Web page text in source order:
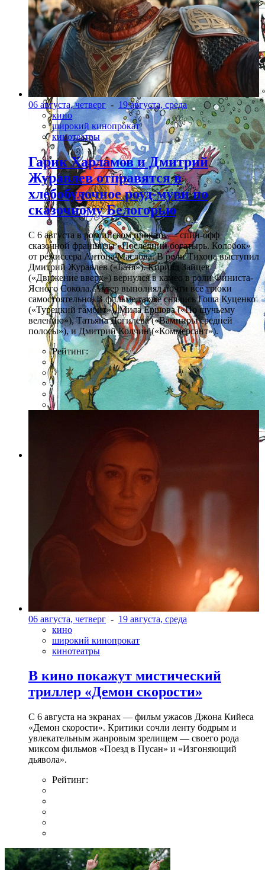
Фото: Пресс-служба ГМИ СПб
06 августа, четверг - 19 августа, среда
кино
широкий кинопрокат
кинотеатры
Гарик Харламов и Дмитрий
Журавлев отправятся в
хлебобулочное роуд-муви по
сказочному Белогорью
С 6 августа в российском прокате — спин-офф
сказочной франшизы «Последний богатырь. Колобок»
от режиссера Антона Маслова. В роли Тихона выступил
Дмитрий Журавлев («Батя»). Кирилл Зайцев
(«Движение вверх») вернулся в камео в роли Финиста-
Ясного Сокола. Актер выполнял почти все трюки
самостоятельно. В фильме также снялись Гоша Куценко
(«Турецкий гамбит»), Мила Ершова («По щучьему
велению»), Татьяна Догилева («Вампиры средней
полосы»), и Дмитрий Колчин («Коммерсант»).
Рейтинг:
06 августа, четверг - 19 августа, среда
кино
широкий кинопрокат
кинотеатры
В кино покажут мистический
триллер «Демон скорости»
С 6 августа на экранах — фильм ужасов Джона Кийеса
«Демон скорости». Критики сочли ленту бодрым и
увлекательным жанровым зрелищeм — своего рода
миксом фильмов «Поезд в Пусан» и «Изгоняющий
дьявола».
Рейтинг: